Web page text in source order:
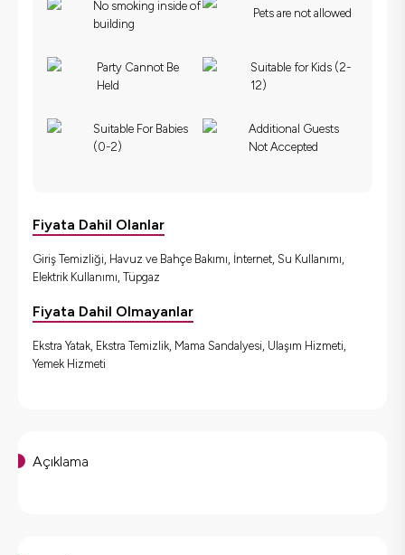
No smoking inside of
building
Pets are not allowed
Party Cannot Be
Held
Suitable for Kids (2-
12)
Suitable For Babies
(0-2)
Additional Guests
Not Accepted
Fiyata Dahil Olanlar
Giriş Temizliği, Havuz ve Bahçe Bakımı, İnternet, Su Kullanımı,
Elektrik Kullanımı, Tüpgaz
Fiyata Dahil Olmayanlar
Ekstra Yatak, Ekstra Temizlik, Mama Sandalyesi, Ulaşım Hizmeti,
Yemek Hizmeti
Açıklama